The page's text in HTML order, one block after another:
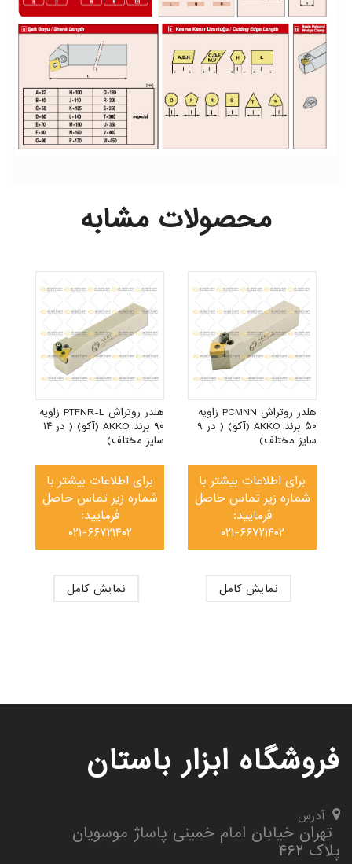
محصولات مشابه
هلدر روتراش PTFNR-L زاویه
۹۰ برند AKKO (آکو) ( در ۱۴
سایز مختلف)
برای اطلاعات بیشتر با
شماره زیر تماس حاصل
فرمایید:
۰۲۱-۶۶۷۲۱۴۰۲
نمایش کامل
هلدر روتراش PCMNN زاویه
۵۰ برند AKKO (آکو) ( در ۹
سایز مختلف)
برای اطلاعات بیشتر با
شماره زیر تماس حاصل
فرمایید:
۰۲۱-۶۶۷۲۱۴۰۲
نمایش کامل
فروشگاه ابزار باستان
آدرس
تهران خیابان امام خمینی پاساژ موسویان
پلاک ۴۶۲